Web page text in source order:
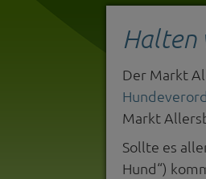
Halten
Der Markt
Markt
Sollte es
Hund“)